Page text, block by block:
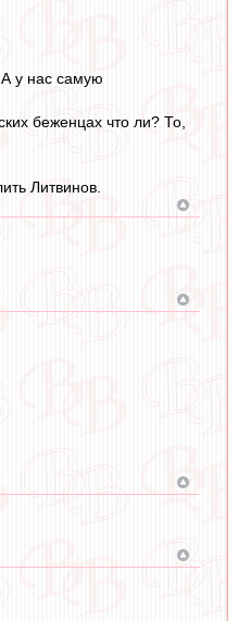
А у нас самую
беженцах что ли? То,
Литвинов.